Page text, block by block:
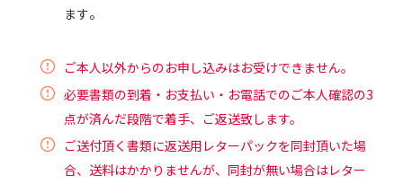
ます。
ご本人以外からのお申し込みはお受けできません。
必要書類の到着・お支払い・お電話でのご本人確認の3
点が済んだ段階で着手、ご返送致します。
ご送付頂く書類に返送用レターパックを同封頂いた場
合、送料はかかりませんが、同封が無い場合はレター